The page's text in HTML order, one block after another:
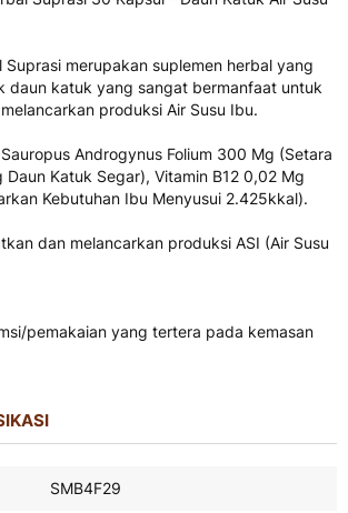
Suprasi merupakan suplemen herbal yang
daun katuk yang sangat bermanfaat untuk
produksi Air Susu Ibu.
Androgynus Folium 300 Mg (Setara
Katuk Segar), Vitamin B12 0,02 Mg
Kebutuhan Ibu Menyusui 2.425kkal).
dan melancarkan produksi ASI (Air Susu
pemakaian yang tertera pada kemasan
SMB4F29